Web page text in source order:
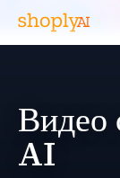
Видео
AI